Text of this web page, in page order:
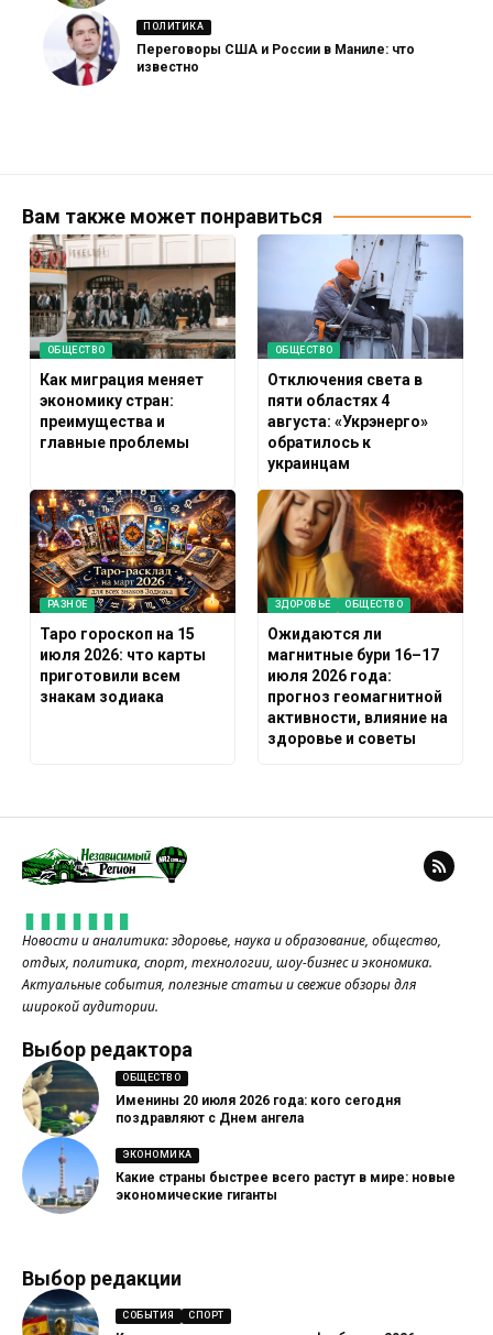
ПОЛИТИКА
Переговоры США и России в Маниле: что
известно
Вам также может понравиться
ОБЩЕСТВО
Как миграция меняет
экономику стран:
преимущества и
главные проблемы
ОБЩЕСТВО
Отключения света в
пяти областях 4
августа: «Укрэнерго»
обратилось к
украинцам
РАЗНОЕ
Таро гороскоп на 15
июля 2026: что карты
приготовили всем
знакам зодиака
ЗДОРОВЬЕ ОБЩЕСТВО
Ожидаются ли
магнитные бури 16–17
июля 2026 года:
прогноз геомагнитной
активности, влияние на
здоровье и советы
Новости и аналитика: здоровье, наука и образование, общество,
отдых, политика, спорт, технологии, шоу-бизнес и экономика.
Актуальные события, полезные статьи и свежие обзоры для
широкой аудитории.
Выбор редактора
ОБЩЕСТВО
Именины 20 июля 2026 года: кого сегодня
поздравляют с Днем ангела
ЭКОНОМИКА
Какие страны быстрее всего растут в мире: новые
экономические гиганты
Выбор редакции
СОБЫТИЯ СПОРТ